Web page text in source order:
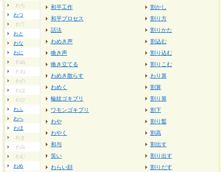
わち
わつ
わて
わと
わな
わに
わぬ
わね
わの
わは
わひ
わふ
わへ
わほ
わま
わみ
わむ
わめ
和平工作
和平プロセス
話法
わめき声
喚き声
喚き立てる
わめき散らす
わめく
輪紋ゴキブリ
ワモンゴキブリ
わや
わやく
和与
笑い
わらい顔
割かし
割り方
割りかた
割込む
割り込む
割りこむ
わり算
割算
割り算
割下
割り鏨
割高
割出す
割り出す
割りだす